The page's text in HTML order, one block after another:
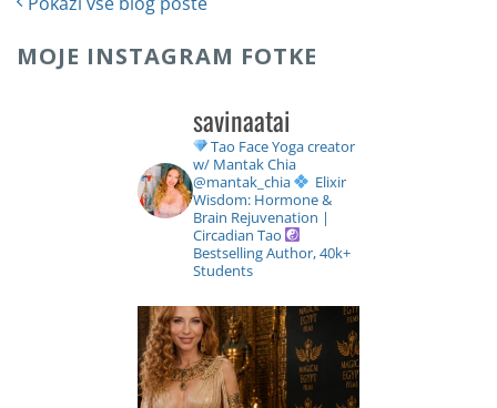
MOJE INSTAGRAM FOTKE
savinaatai
Tao Face Yoga creator
w/ Mantak Chia
@mantak_chia
Elixir
Wisdom: Hormone &
Brain Rejuvenation |
Circadian Tao
Bestselling Author, 40k+
Students